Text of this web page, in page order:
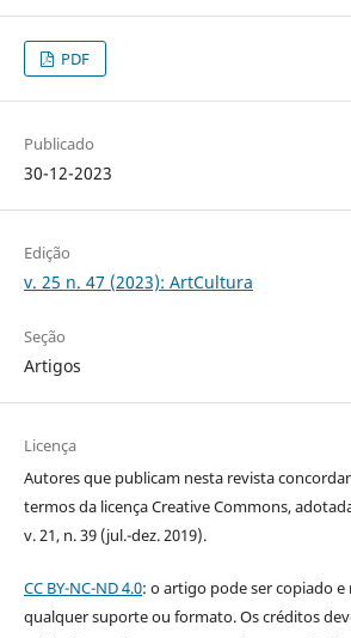
PDF
Publicado
30-12-2023
Edição
v. 25 n. 47 (2023): ArtCultura
Seção
Artigos
Licença
Autores que publicam nesta revista
termos da licença Creative Commons,
v. 21, n. 39 (jul.-dez. 2019).
CC BY-NC-ND 4.0: o artigo pode ser copiado
qualquer suporte ou formato. Os créditos